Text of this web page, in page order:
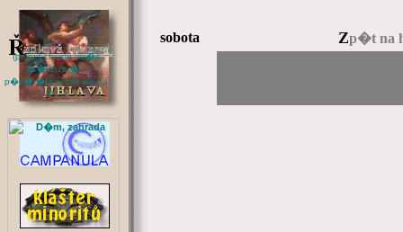
sobota Zp�t na
(pokud chcete vlo�it
sv�j inzer�t,
p�e�t�te si zde jak na
to...):